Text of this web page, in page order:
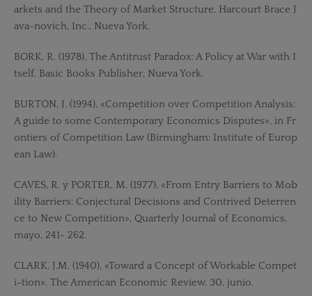
arkets and the Theory of Market Structure, Harcourt Brace J
ava-novich, Inc., Nueva York.
BORK, R. (1978), The Antitrust Paradox: A Policy at War with I
tself, Basic Books Publisher, Nueva York.
BURTON, J. (1994), «Competition over Competition Analysis:
A guide to some Contemporary Economics Disputes», in Fr
ontiers of Competition Law (Birmingham: Institute of Europ
ean Law).
CAVES, R. y PORTER, M. (1977), «From Entry Barriers to Mob
ility Barriers: Conjectural Decisions and Contrived Deterren
ce to New Competition», Quarterly Journal of Economics,
mayo, 241- 262.
CLARK, J.M. (1940), «Toward a Concept of Workable Compet
i-tion», The American Economic Review, 30, junio.